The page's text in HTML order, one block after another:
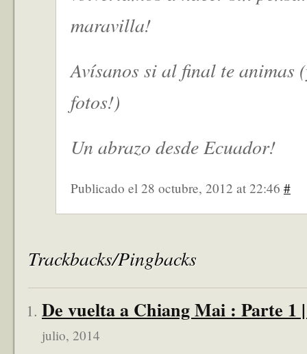
maravilla!
Avísanos si al final te animas
fotos!)
Un abrazo desde Ecuador!
Publicado el 28 octubre, 2012 at 22:46 #
Trackbacks/Pingbacks
De vuelta a Chiang Mai : Parte 1
julio, 2014